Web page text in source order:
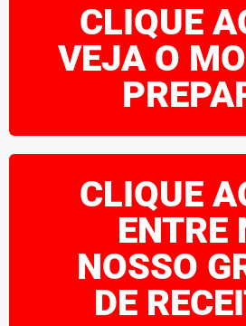
CLIQUE
VEJA O
CLIQUE
ENTRE
NOSSO
DE